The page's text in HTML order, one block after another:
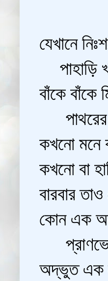
যেখানে
পাহাড়ি
বাঁকে
পাথরের
কখনো মনে
কখনো বা
বারবার
কোন এক
অদ্ভুত এক